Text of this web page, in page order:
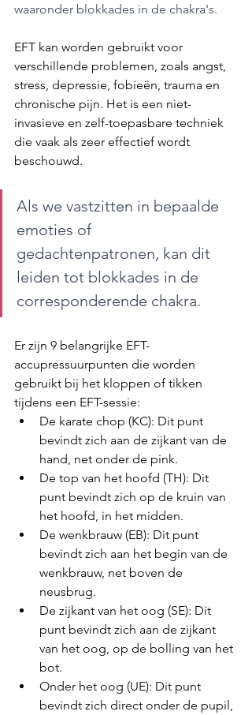
waaronder blokkades in de chakra's.
EFT kan worden gebruikt voor
verschillende problemen, zoals angst,
stress, depressie, fobieën, trauma en
chronische pijn. Het is een niet-
invasieve en zelf-toepasbare techniek
die vaak als zeer effectief wordt
beschouwd.
Als we vastzitten in bepaalde
emoties of
gedachtenpatronen, kan dit
leiden tot blokkades in de
corresponderende chakra.
Er zijn 9 belangrijke EFT-
accupressuurpunten die worden
gebruikt bij het kloppen of tikken
tijdens een EFT-sessie:
De karate chop (KC): Dit punt
bevindt zich aan de zijkant van de
hand, net onder de pink.
De top van het hoofd (TH): Dit
punt bevindt zich op de kruin van
het hoofd, in het midden.
De wenkbrauw (EB): Dit punt
bevindt zich aan het begin van de
wenkbrauw, net boven de
neusbrug.
De zijkant van het oog (SE): Dit
punt bevindt zich aan de zijkant
van het oog, op de bolling van het
bot.
Onder het oog (UE): Dit punt
bevindt zich direct onder de pupil,